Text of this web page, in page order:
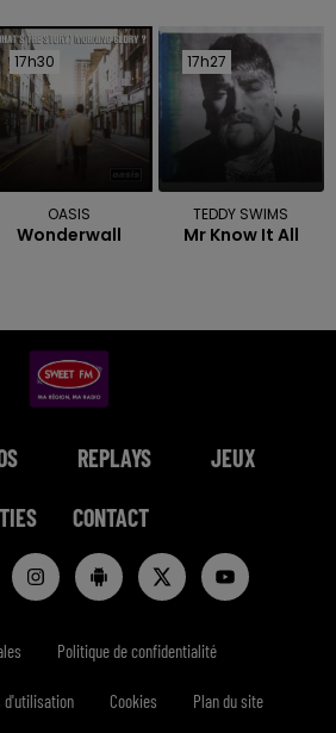
17h30
17h30
OASIS
Wonderwall
17h27
17h27
TEDDY SWIMS
Mr Know It All
REPLAYS JEUX
CONTACT
Politique de confidentialité
d'utilisation Cookies Plan du site